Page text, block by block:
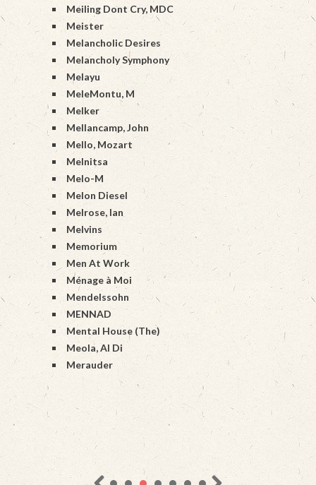
Meiling Dont Cry, MDC
Meister
Melancholic Desires
Melancholy Symphony
Melayu
MeleMontu, M
Melker
Mellancamp, John
Mello, Mozart
Melnitsa
Melo-M
Melon Diesel
Melrose, Ian
Melvins
Memorium
Men At Work
Ménage à Moi
Mendelssohn
MENNAD
Mental House (The)
Meola, Al Di
Merauder